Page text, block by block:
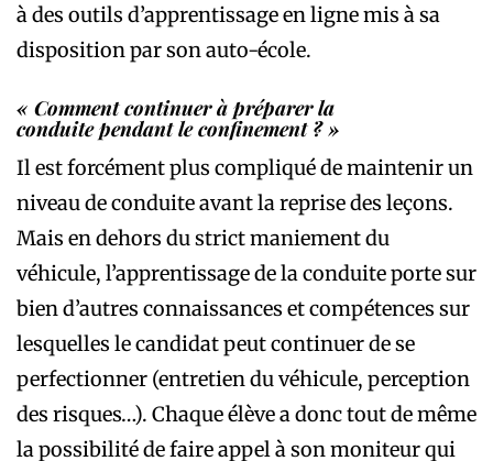
à des outils d’apprentissage en ligne mis à sa
disposition par son auto-école.
« Comment continuer à préparer la
conduite pendant le confinement ? »
Il est forcément plus compliqué de maintenir un
niveau de conduite avant la reprise des leçons.
Mais en dehors du strict maniement du
véhicule, l’apprentissage de la conduite porte sur
bien d’autres connaissances et compétences sur
lesquelles le candidat peut continuer de se
perfectionner (entretien du véhicule, perception
des risques…). Chaque élève a donc tout de même
la possibilité de faire appel à son moniteur qui